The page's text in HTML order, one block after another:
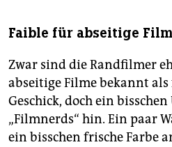
Faible für abseitige
Zwar sind die Randfilmer
abseitige Filme bekannt
Geschick, doch ein
„Filmnerds“ hin. Ein paar
ein bisschen frische Farbe